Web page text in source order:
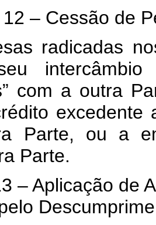
– Cessão de
radicadas
intercâmbio
com a outra
excedente
Parte, ou a
Parte.
– Aplicação de